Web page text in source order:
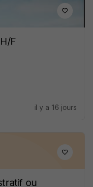
F
il y a 16 jours
ou